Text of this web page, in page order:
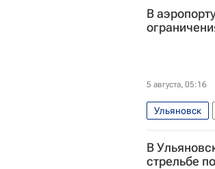
В
5 августа, 05:16
Ульяновск
Федеральное
В
стрельбе